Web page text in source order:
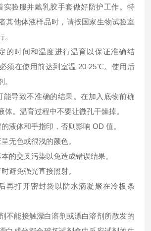
实验服并戴乳胶手套做好防护工作。特
其他体液样品时，请按国家生物试验室
。
的时间和温度进行温育以保证准确结
须在使用前达到室温 20-25℃。使用后
。
能导致不准确的结果。在加入底物前确
体。温育过程中不要让微孔干燥掉。
液体和手指印，否则影响 OD 值。
无色或很浅的颜色。
的交叉污染以免造成错误结果。
避免强光直接照射。
再打开密封袋以防水滴凝聚在冷板条
不能接触漂白溶剂或漂白溶剂所散发的